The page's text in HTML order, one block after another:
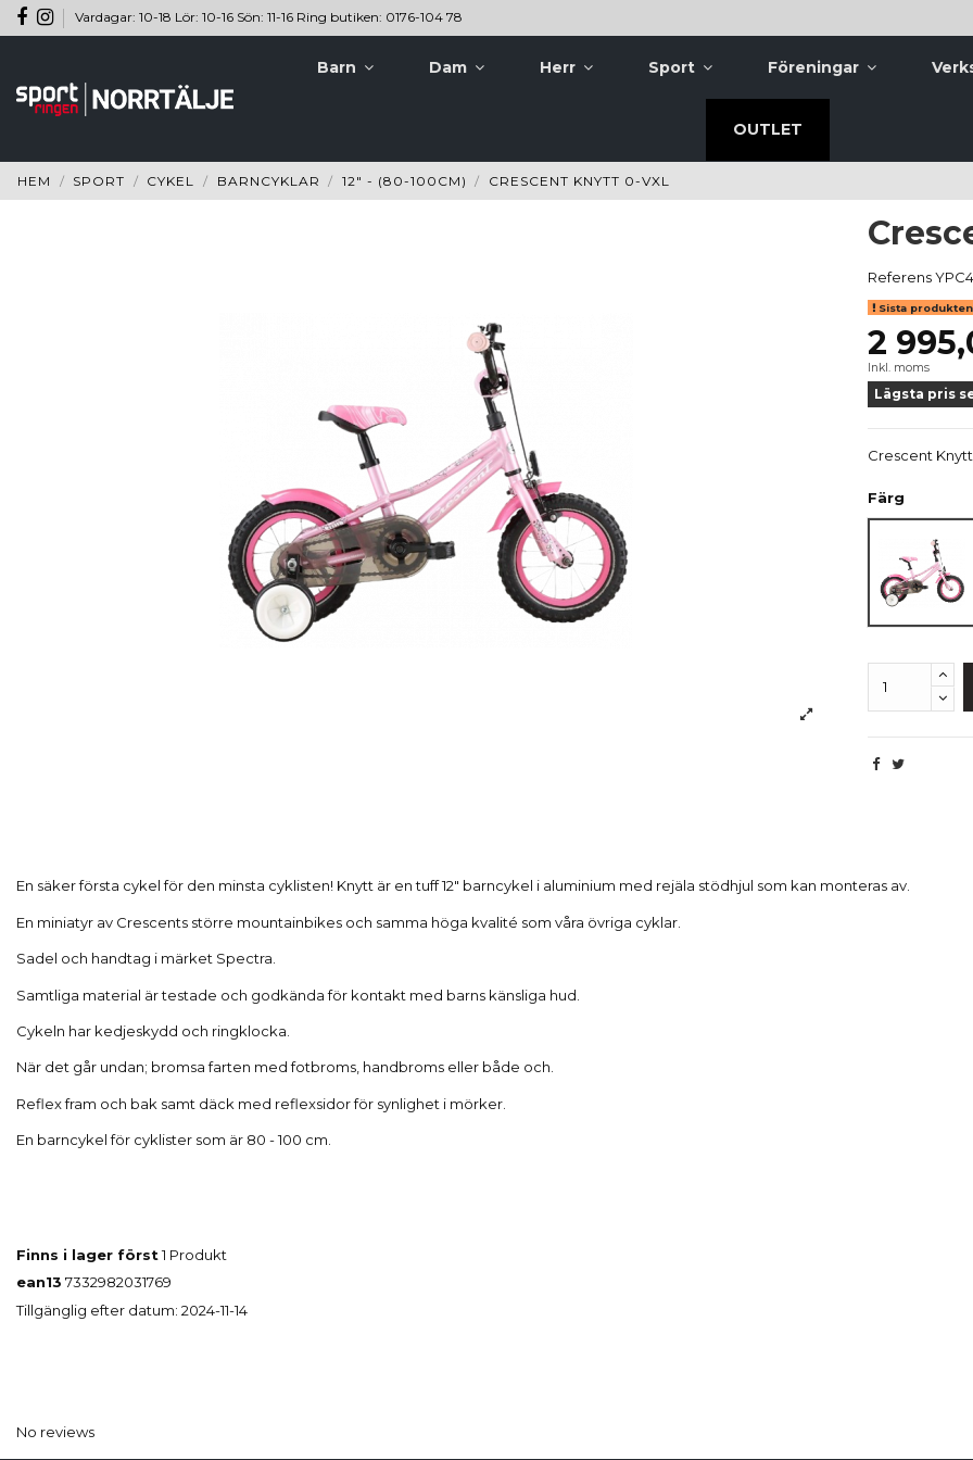
Vardagar: 10-18 Lör: 10-16 Sön: 11-16 Ring butiken: 0176-104 78
Barn Dam Herr Sport Föreningar
OUTLET
HEM SPORT CYKEL BARNCYKLAR 12" - (80-100CM) CRESCENT KNYTT 0-VXL
Referens
Sista
2
Inkl. moms
Lägsta pris
Crescent
Färg
En säker första cykel för den minsta cyklisten! Knytt är en tuff 12" barncykel i aluminium med rejäla stödhjul som kan monteras av.
En miniatyr av Crescents större mountainbikes och samma höga kvalité som våra övriga cyklar.
Sadel och handtag i märket Spectra.
Samtliga material är testade och godkända för kontakt med barns känsliga hud.
Cykeln har kedjeskydd och ringklocka.
När det går undan; bromsa farten med fotbroms, handbroms eller både och.
Reflex fram och bak samt däck med reflexsidor för synlighet i mörker.
En barncykel för cyklister som är 80 - 100 cm.
Finns i lager först1 Produkt
ean13 7332982031769
Tillgänglig efter datum: 2024-11-14
No reviews